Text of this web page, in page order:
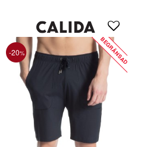
-20% BEGRÄNSAD